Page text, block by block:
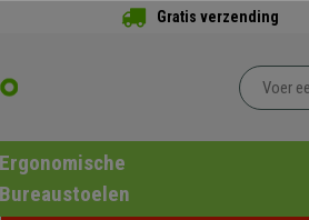
Gratis verzending
Ergonomische
Bureaustoelen